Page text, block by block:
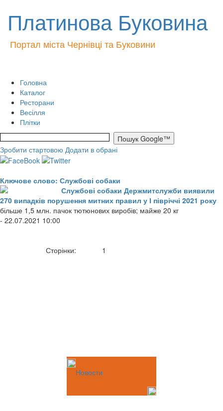
Платинова Буковина
Портал міста Чернівці та Буковини
Головна
Каталог
Ресторани
Весілля
Плітки
Зробити стартовою Додати в обрані
Ключове слово: Службові собаки
Службові собаки Держмитслужби виявили
270 випадків порушення митних правил у І півріччі 2021 року
більше 1,5 млн. пачок тютюнових виробів; майже 20 кг
- 22.07.2021 10:00
Сторінки: 1
Новости